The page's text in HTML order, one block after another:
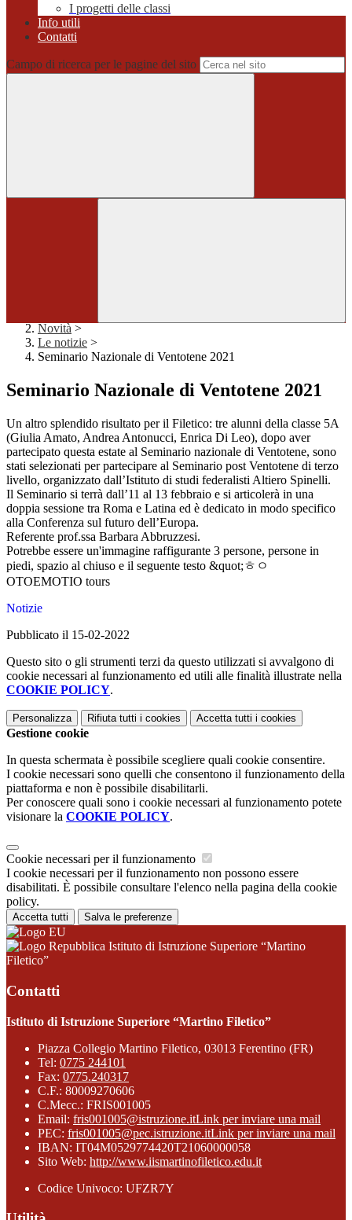
I progetti delle classi
Info utili
Contatti
Campo di ricerca per le pagine del sito
Novità >
Le notizie >
Seminario Nazionale di Ventotene 2021
Seminario Nazionale di Ventotene 2021
Un altro splendido risultato per il Filetico: tre alunni della classe 5A
(Giulia Amato, Andrea Antonucci, Enrica Di Leo), dopo aver
partecipato questa estate al Seminario nazionale di Ventotene, sono
stati selezionati per partecipare al Seminario post Ventotene di terzo
livello, organizzato dall’Istituto di studi federalisti Altiero Spinelli.
Il Seminario si terrà dall’11 al 13 febbraio e si articolerà in una
doppia sessione tra Roma e Latina ed è dedicato in modo specifico
alla Conferenza sul futuro dell’Europa.
Referente prof.ssa Barbara Abbruzzesi.
Potrebbe essere un'immagine raffigurante 3 persone, persone in
piedi, spazio al chiuso e il seguente testo &quot;ㅎㅇ
OTOEMOTIO tours
Notizie
Pubblicato il 15-02-2022
Questo sito o gli strumenti terzi da questo utilizzati si avvalgono di
cookie necessari al funzionamento ed utili alle finalità illustrate nella
COOKIE POLICY.
Personalizza Rifiuta tutti i cookies Accetta tutti i cookies
Gestione cookie
In questa schermata è possibile scegliere quali cookie consentire.
I cookie necessari sono quelli che consentono il funzionamento della
piattaforma e non è possibile disabilitarli.
Per conoscere quali sono i cookie necessari al funzionamento potete
visionare la COOKIE POLICY.
Cookie necessari per il funzionamento
I cookie necessari per il funzionamento non possono essere
disabilitati. È possibile consultare l'elenco nella pagina della cookie
policy.
Accetta tutti Salva le preferenze
Istituto di Istruzione Superiore “Martino
Filetico”
Contatti
Istituto di Istruzione Superiore “Martino Filetico”
Piazza Collegio Martino Filetico, 03013 Ferentino (FR)
Tel: 0775 244101
Fax: 0775.240317
C.F.: 80009270606
C.Mecc.: FRIS001005
Email: fris001005@istruzione.itLink per inviare una mail
PEC: fris001005@pec.istruzione.itLink per inviare una mail
IBAN: IT04M0529774420T21060000058
Sito Web: http://www.iismartinofiletico.edu.it
Codice Univoco: UFZR7Y